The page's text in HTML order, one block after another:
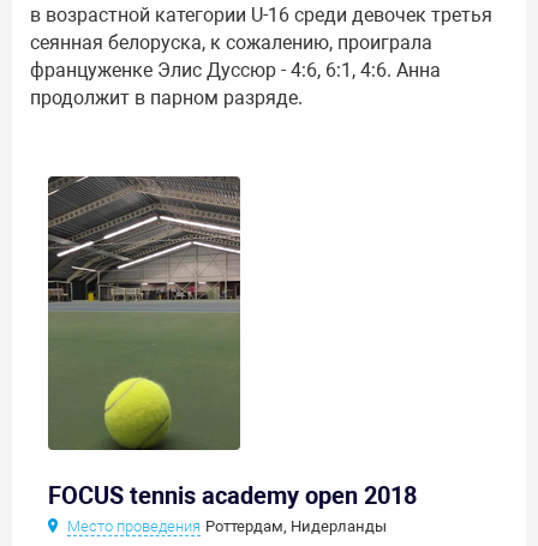
в возрастной категории U-16 среди девочек третья
сеянная белоруска, к сожалению, проиграла
француженке Элис Дуссюр - 4:6, 6:1, 4:6. Анна
продолжит в парном разряде.
FOCUS tennis academy open 2018
Место проведения Роттердам, Нидерланды